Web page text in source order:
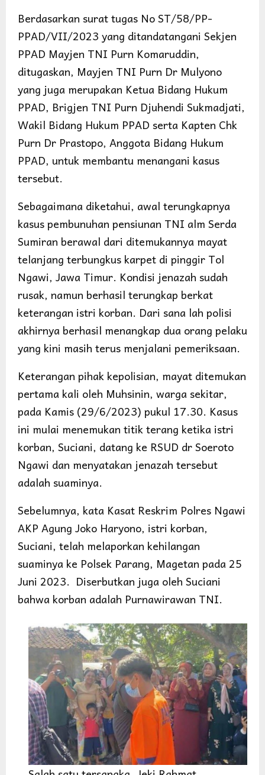
Berdasarkan surat tugas No ST/58/PP-
PPAD/VII/2023 yang ditandatangani Sekjen
PPAD Mayjen TNI Purn Komaruddin,
ditugaskan, Mayjen TNI Purn Dr Mulyono
yang juga merupakan Ketua Bidang Hukum
PPAD, Brigjen TNI Purn Djuhendi Sukmadjati,
Wakil Bidang Hukum PPAD serta Kapten Chk
Purn Dr Prastopo, Anggota Bidang Hukum
PPAD, untuk membantu menangani kasus
tersebut.
Sebagaimana diketahui, awal terungkapnya
kasus pembunuhan pensiunan TNI alm Serda
Sumiran berawal dari ditemukannya mayat
telanjang terbungkus karpet di pinggir Tol
Ngawi, Jawa Timur. Kondisi jenazah sudah
rusak, namun berhasil terungkap berkat
keterangan istri korban. Dari sana lah polisi
akhirnya berhasil menangkap dua orang pelaku
yang kini masih terus menjalani pemeriksaan.
Keterangan pihak kepolisian, mayat ditemukan
pertama kali oleh Muhsinin, warga sekitar,
pada Kamis (29/6/2023) pukul 17.30. Kasus
ini mulai menemukan titik terang ketika istri
korban, Suciani, datang ke RSUD dr Soeroto
Ngawi dan menyatakan jenazah tersebut
adalah suaminya.
Sebelumnya, kata Kasat Reskrim Polres Ngawi
AKP Agung Joko Haryono, istri korban,
Suciani, telah melaporkan kehilangan
suaminya ke Polsek Parang, Magetan pada 25
Juni 2023. Diserbutkan juga oleh Suciani
bahwa korban adalah Purnawirawan TNI.